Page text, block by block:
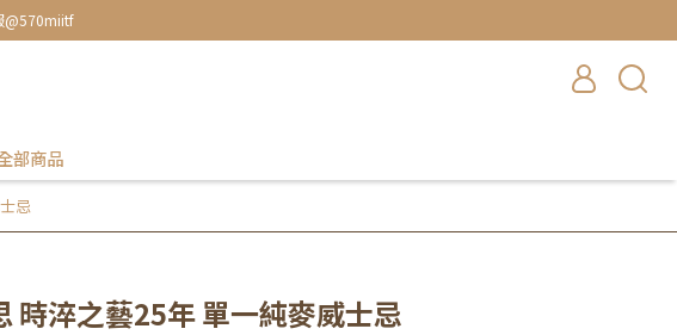
@570miitf
部商品
忌
時淬之藝25年 單一純麥威士忌